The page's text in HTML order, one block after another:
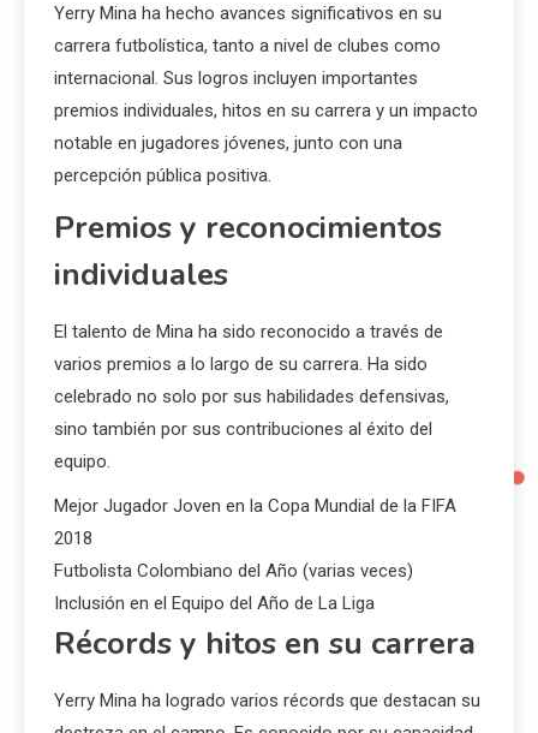
Yerry Mina ha hecho avances significativos en su
carrera futbolística, tanto a nivel de clubes como
internacional. Sus logros incluyen importantes
premios individuales, hitos en su carrera y un impacto
notable en jugadores jóvenes, junto con una
percepción pública positiva.
Premios y reconocimientos
individuales
El talento de Mina ha sido reconocido a través de
varios premios a lo largo de su carrera. Ha sido
celebrado no solo por sus habilidades defensivas,
sino también por sus contribuciones al éxito del
equipo.
Mejor Jugador Joven en la Copa Mundial de la FIFA
2018
Futbolista Colombiano del Año (varias veces)
Inclusión en el Equipo del Año de La Liga
Récords y hitos en su carrera
Yerry Mina ha logrado varios récords que destacan su